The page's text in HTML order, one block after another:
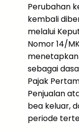
Perubahan
kembali
melalui
Nomor 14/
sebagai
Pajak
Penjualan
bea keluar,
periode